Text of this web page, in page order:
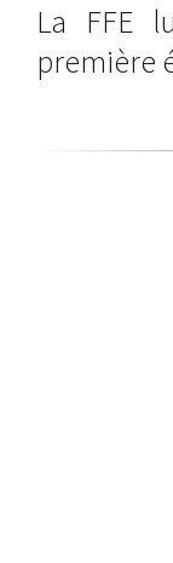
La FFE
première